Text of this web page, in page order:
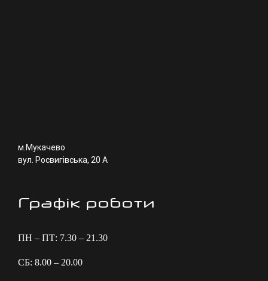
м.Мукачево
вул. Росвигівська, 20 А
Графік роботи
ПН – ПТ: 7.30 – 21.30
СБ: 8.00 – 20.00